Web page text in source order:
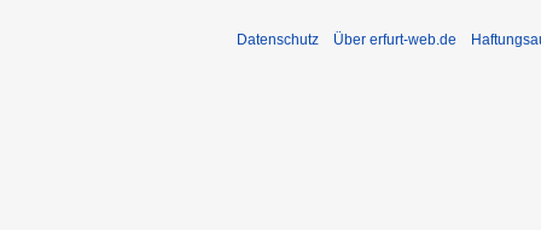
Datenschutz Über erfurt-web.de